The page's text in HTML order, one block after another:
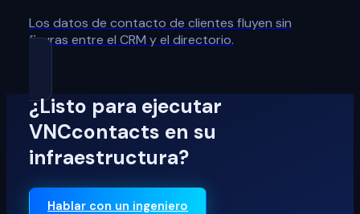
Los datos de contacto de clientes fluyen sin
fisuras entre el CRM y el directorio.
¿Listo para ejecutar
VNCcontacts en su
infraestructura?
Hablar con un ingeniero